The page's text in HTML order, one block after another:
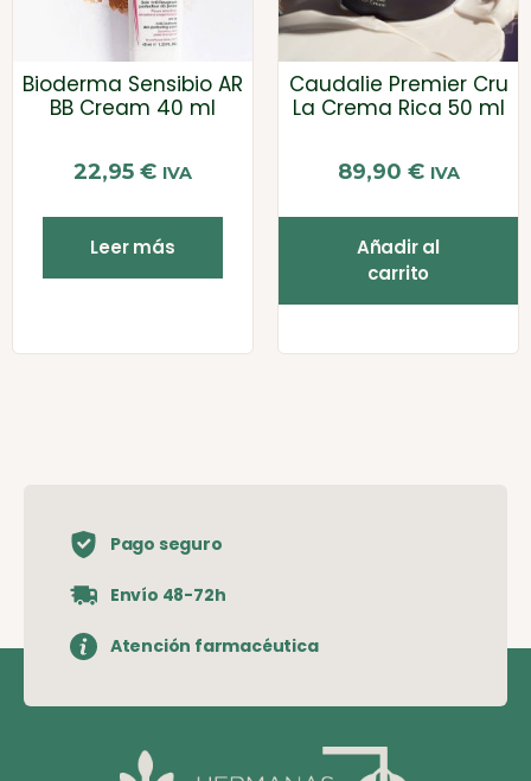
Bioderma Sensibio AR
BB Cream 40 ml
22,95 € IVA
Leer más
Caudalie Premier Cru
La Crema Rica 50 ml
89,90 € IVA
Añadir al
carrito
Pago seguro
Envío 48-72h
Atención farmacéutica